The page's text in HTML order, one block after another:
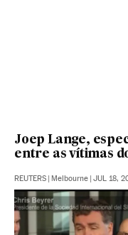
Joep Lange,
entre as vítimas
REUTERS | Melbourne | JUL 18,